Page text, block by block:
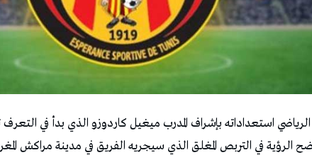
استعداداته بإشراف المدرب ميغيل كاردوزو الذي بدأ في التعرف